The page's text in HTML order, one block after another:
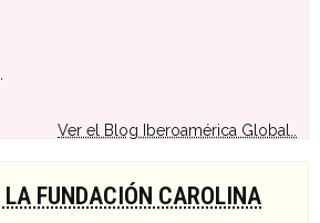
Ver el Blog Iberoamérica Global..
FUNDACIÓN CAROLINA